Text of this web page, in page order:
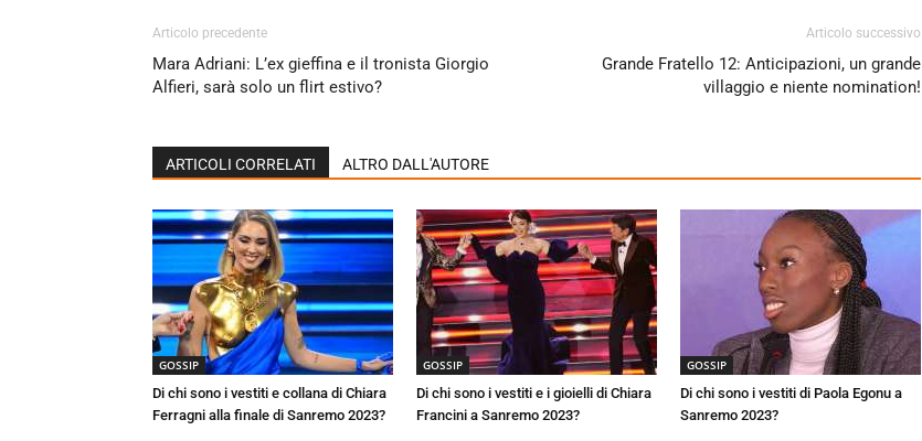
Articolo precedente
Mara Adriani: L’ex gieffina e il tronista Giorgio
Alfieri, sarà solo un flirt estivo?
Articolo successivo
Grande Fratello 12: Anticipazioni, un grande
villaggio e niente nomination!
ARTICOLI CORRELATI ALTRO DALL'AUTORE
GOSSIP
Di chi sono i vestiti e collana di Chiara
Ferragni alla finale di Sanremo 2023?
GOSSIP
Di chi sono i vestiti e i gioielli di Chiara
Francini a Sanremo 2023?
GOSSIP
Di chi sono i vestiti di Paola Egonu a
Sanremo 2023?